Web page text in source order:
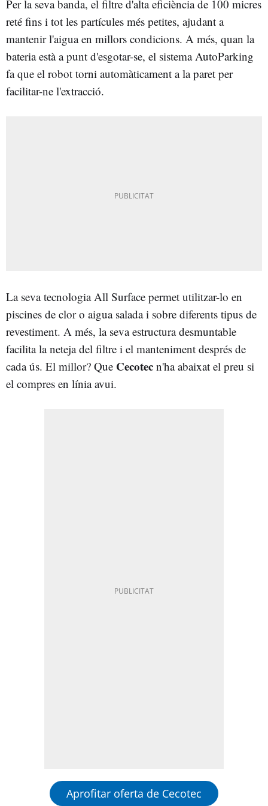
Per la seva banda, el filtre d'alta eficiència de 100 micres
reté fins i tot les partícules més petites, ajudant a
mantenir l'aigua en millors condicions. A més, quan la
bateria està a punt d'esgotar-se, el sistema AutoParking
fa que el robot torni automàticament a la paret per
facilitar-ne l'extracció.
La seva tecnologia All Surface permet utilitzar-lo en
piscines de clor o aigua salada i sobre diferents tipus de
revestiment. A més, la seva estructura desmuntable
facilita la neteja del filtre i el manteniment després de
cada ús. El millor? Que Cecotec n'ha abaixat el preu si
el compres en línia avui.
Aprofitar oferta de Cecotec